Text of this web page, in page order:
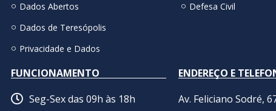
Dados Abertos
Dados de Teresópolis
Privacidade e Dados
Defesa Civil
FUNCIONAMENTO
Seg-Sex das 09h às 18h
ENDEREÇO E
Av. Feliciano Sodré,